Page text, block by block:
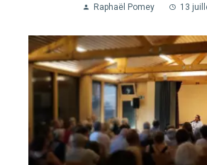
Raphaël Pomey 13